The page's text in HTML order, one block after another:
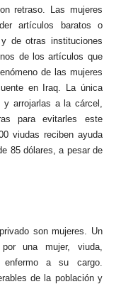
retraso. Las mujeres
artículos baratos o
de otras instituciones
de los artículos que
de las mujeres
en Iraq. La única
arrojarlas a la cárcel,
para evitarles este
viudas reciben ayuda
85 dólares, a pesar de
son mujeres. Un
una mujer, viuda,
a su cargo.
de la población y